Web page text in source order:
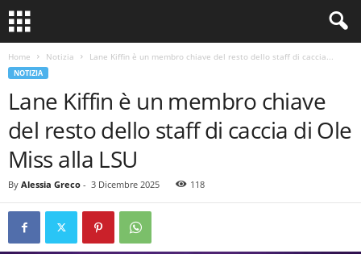
Home Notizia Lane Kiffin è un membro chiave del resto dello staff di caccia...
NOTIZIA
Lane Kiffin è un membro chiave
del resto dello staff di caccia di Ole
Miss alla LSU
By Alessia Greco - 3 Dicembre 2025 118